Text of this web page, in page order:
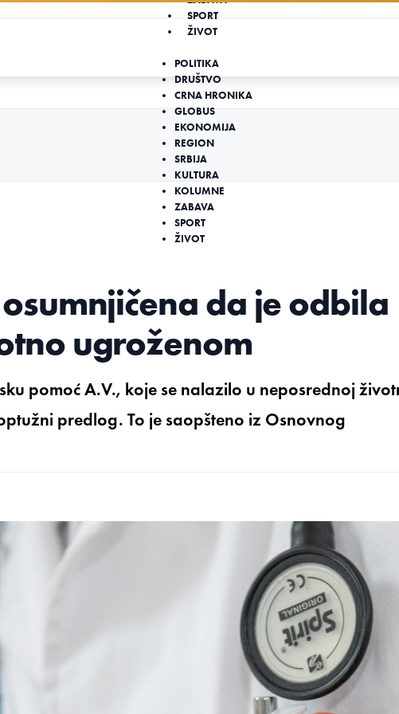
SPORT
ŽIVOT
POLITIKA
DRUŠTVO
CRNA HRONIKA
GLOBUS
EKONOMIJA
REGION
SRBIJA
KULTURA
KOLUMNE
ZABAVA
SPORT
ŽIVOT
da je odbila
ugroženom
pomoć A.V., koje se nalazilo u neposrednoj
predlog. To je saopšteno iz Osnovnog